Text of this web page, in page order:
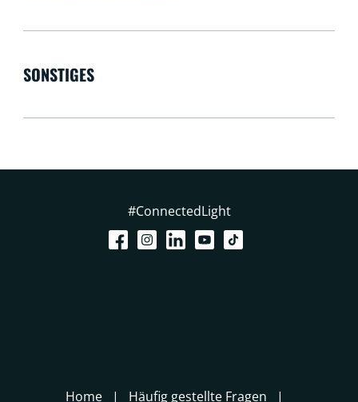
SONSTIGES
#ConnectedLight
Home Häufig gestellte Fragen